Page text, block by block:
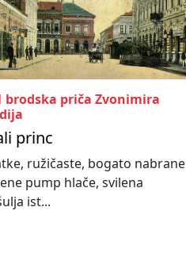
brodska priča Zvonimira
princ
ružičaste, bogato nabrane
pump hlače, svilena
ist...